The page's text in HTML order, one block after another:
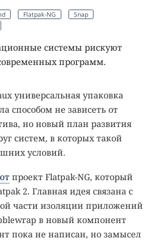
Flatpak-NG
Snap
системы рискуют
программ.
универсальная упаковка
способом не зависеть от
но новый план развития
систем, в которых такой
условий.
проект Flatpak-NG, который
2. Главная идея связана с
части изоляции приложений
в новый компонент
пока не написан, но замысел